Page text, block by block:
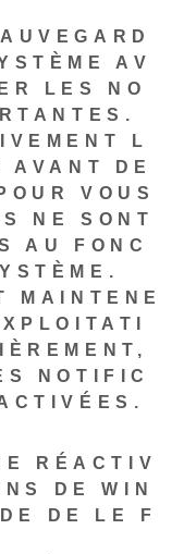
AV
LES NO
L
AVANT DE
VOUS
NE SONT
AU FONC
MAINTENE
NOTIFIC
RÉACTIV
DE WIN
DE LE F